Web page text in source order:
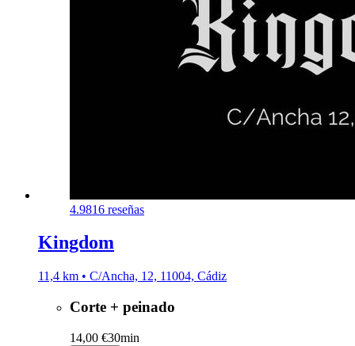
4.9816 reseñas
Kingdom
11,4 km • C/Ancha, 12, 11004, Cádiz
Corte + peinado
14,00 €30min